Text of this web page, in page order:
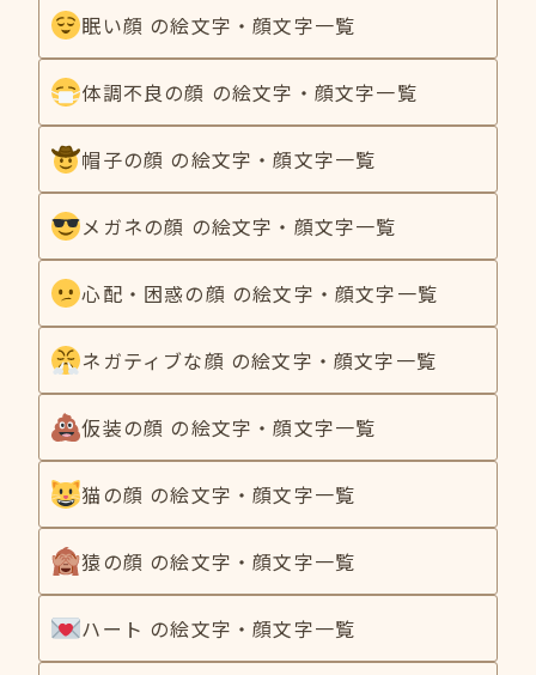
眠い顔 の絵文字・顔文字一覧
体調不良の顔 の絵文字・顔文字一覧
帽子の顔 の絵文字・顔文字一覧
メガネの顔 の絵文字・顔文字一覧
心配・困惑の顔 の絵文字・顔文字一覧
ネガティブな顔 の絵文字・顔文字一覧
仮装の顔 の絵文字・顔文字一覧
猫の顔 の絵文字・顔文字一覧
猿の顔 の絵文字・顔文字一覧
ハート の絵文字・顔文字一覧